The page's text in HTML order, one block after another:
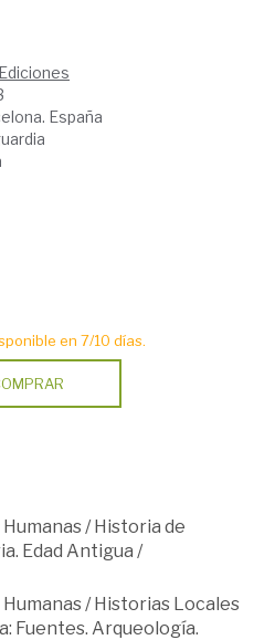
España
en 7/10 días.
/Historia de
Edad Antigua /
/Historias Locales
Fuentes. Arqueología.